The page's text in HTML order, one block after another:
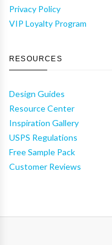
Privacy Policy
VIP Loyalty Program
RESOURCES
Design Guides
Resource Center
Inspiration Gallery
USPS Regulations
Free Sample Pack
Customer Reviews